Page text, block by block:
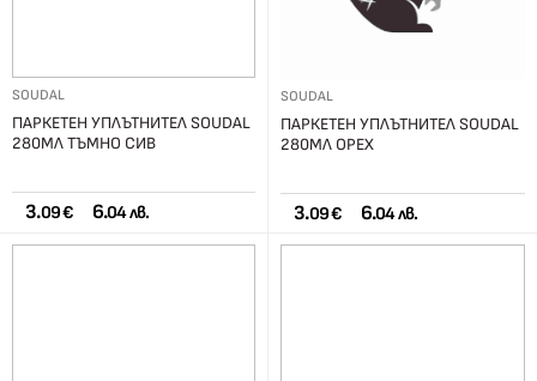
SOUDAL
ПАРКЕТЕН УПЛЪТНИТЕЛ SOUDAL
280МЛ ТЪМНО СИВ
3.09 € 6.04 лв.
SOUDAL
ПАРКЕТЕН УПЛЪТНИТЕЛ SOUDAL
280МЛ ОРЕХ
3.09 € 6.04 лв.